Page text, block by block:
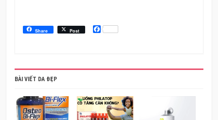
Share Post Facebook
BÀI VIẾT DA ĐẸP